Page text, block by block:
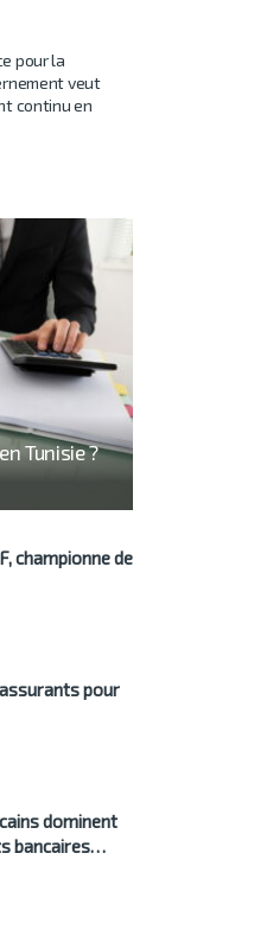
pour la
veut
continu en
Tunisie ?
championne de
pour
dominent
bancaires…